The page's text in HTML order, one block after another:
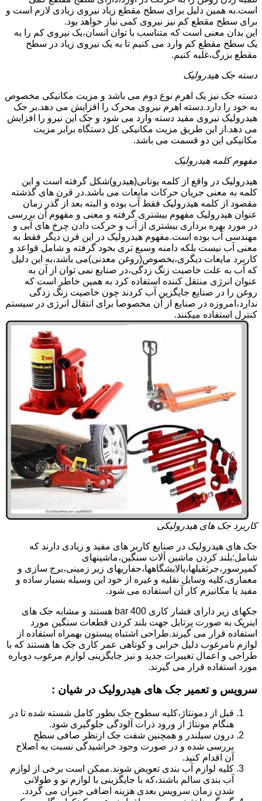
است.به همین دلیل برای سطح مقطع زیاد نیروی زیادی لازم است و
برای سطح مقطع کم نیز نیروی کمی نیاز خواهد بود.
این بدان معنی است که متناسب با توان انسان،یک نیروی کم را به
یک سطح مقطع کم وارد می کنیم تا به یک نیروی زیاد در سطح
مقطع بزرگ،غلبه کنیم.
دسته جک هیدرولیک
دسته جک نیز یک اهرم نوع دوم می باشد و مزیت مکانیکی مخصوص
به خود را دارد.دسته اهرم نیروی محرک را افزایش می دهد.بر جک
هیدرولیک نیروی مفید دسته وارد می شود و جک این نیرو را افزایش
می دهد.از این طریق مزیت مکانیکی کل دستگاه برابر مزیت
مکانیکی این دو قسمت می باشد.
مفهوم کلمه هیدرولیک
هیدرولیک در واقع از کلمه یونانی(هیدرو)شکل گرفته است و این
کلمه به معنی جریان حرکات مایعات می باشد.در قرن های گذشته
مقصود از کلمه هیدرولیک فقط آب بوده و البته بعد از گذر زمان
عنوان هیدرولیک مفهوم بیشتری گرفته و معنی و مفهوم آن بررسی
در مورد بهره برداری بیشتری از آب و حرکت دادن چرخ های آبی و
مهندسی آب بوده است.مفهوم هیدرولیک در این قرن دیگر فقط به
معنی آب نیست بلکه دامنه وسیع تری بخود گرفته و شامل قواعد و
کاربرد مایعات دیگری،بخصوص(روغن معدنی)می باشد،به این دلیل
که آب به علت خاصیت زنگ زدگی،در صنایع نمی توان از آن به
عنوان انرژی منتقل کننده استفاده کرد به همین خاطر است که
روغن را در صنایع جایگزین آب کردند چون خاصیت زنگ زدگی
ندارد،امروزه در صنایع از آن مخصوصا برای انتقال انرژی در سیستم
کنترل استفاده میکنند.
کاربرد جک های هیدرولیکی
جک های هیدرولیک در صنایع کاربر های مفید و زیادی دارند که
شامل:بلند کردن ماشین آلات سنگین،ماشینهای
کمپرسور،جرثقیلها،پالایشگاهها،حفاریهای زیر زمینی،برج سازی و
معماری،کلیه وسایل نقلیه و غیره از خود این وسیله بسیار ساده و
مفید یا مکانیزم کار آن استفاده می شود.
جکهای زیر دارای فشار کاری 400 bar هستند و مشابه جک های
اینرپک به صورت پرتابل جهت بلند کردن قطعات سنگین مورد
استفاده قرار می گیرند.طراحی اشتباه پیستون بهمراه استفاده از
لوازم نامرغوب دلیل خرابی و کوتاهی عمر کاری جک ها هستند که با
طراحی و اعمال تغییرات جدید و نیز جایگزینی لوازم مرغوب دوباره
مورد استفاده قرار می گیرند.
سرویس و تعمیر جک های هیدرولیک در شیان :
قبل از دمونتاژ،کلیه سطوح جک بطور کامل شسته شده تا در
هنگام مونتاژ از ورود ذرات آلودگی جلوگیری شود.
درون سیلندر و همچنین شفت جک ازنظر صافی سطح
بررسی شده و در صورت وجود خراشیدگی نسبت به اصلاح
آن اقدام کنید.
کلیه لوازم آب بندی تعویض شوند.ممکن است برخی از لوازم
آب بندی سالم باشند،که با جایگزینی با لوازم نو و طولانی
شدن زمان سرویس بعدی هزینه اضافی جبران می گردد.